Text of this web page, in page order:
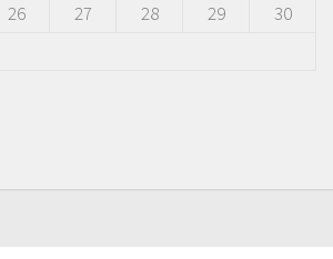
26 27 28 29
30